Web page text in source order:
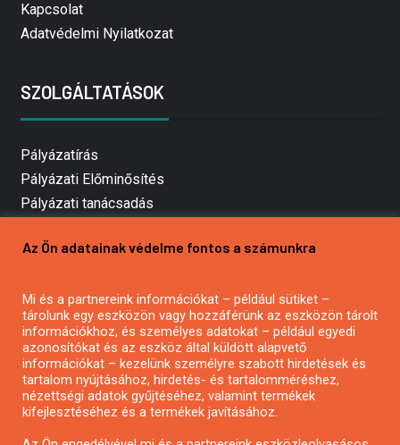
Kapcsolat
Adatvédelmi Nyilatkozat
SZOLGÁLTATÁSOK
Pályázatírás
Pályázati Előminősítés
Pályázati tanácsadás
Mezőgazdasági pályázatírás
Pályázatírás civil szervezeteknek
Pályázatírás önkormányzatoknak
Pályázatfigyelés
Specifikus pályázatfigyelés vagy hírlevél
Az Ön adatainak védelme fontos a számunkra
Mi és a partnereink információkat – például sütiket –
tárolunk egy eszközön vagy hozzáférünk az eszközön tárolt
információkhoz, és személyes adatokat – például egyedi
azonosítókat és az eszköz által küldött alapvető
információkat – kezelünk személyre szabott hirdetések és
tartalom nyújtásához, hirdetés- és tartalomméréshez,
nézettségi adatok gyűjtéséhez, valamint termékek
kifejlesztéséhez és a termékek javításához.